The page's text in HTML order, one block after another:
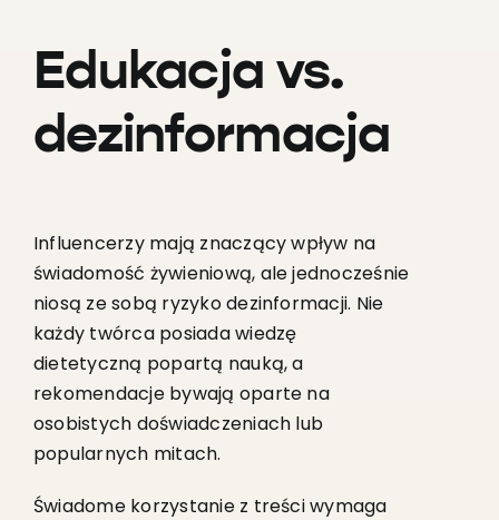
Edukacja vs.
dezinformacja
Influencerzy mają znaczący wpływ na
świadomość żywieniową, ale jednocześnie
niosą ze sobą ryzyko dezinformacji. Nie
każdy twórca posiada wiedzę
dietetyczną popartą nauką, a
rekomendacje bywają oparte na
osobistych doświadczeniach lub
popularnych mitach.
Świadome korzystanie z treści wymaga